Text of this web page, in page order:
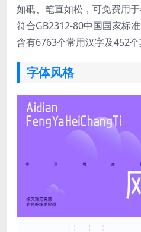
如砥、笔直如松，可免费用
符合GB2312-80中国国家标
含有6763个常用汉字及452个
字体风格